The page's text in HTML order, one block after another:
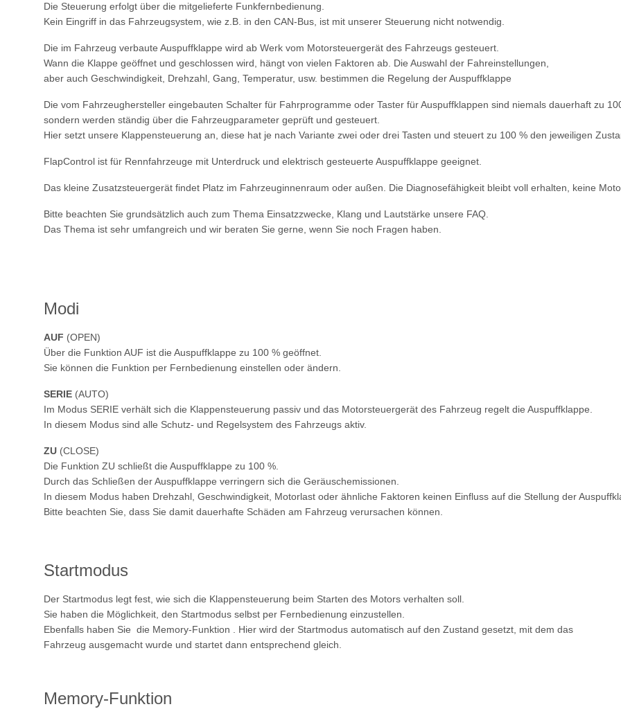
Die Steuerung erfolgt über die mitgelieferte Funkfernbedienung.
Kein Eingriff in das Fahrzeugsystem, wie z.B. in den CAN-Bus, ist mit unserer Steuerung nicht notwendig.
Die im Fahrzeug verbaute Auspuffklappe wird ab Werk vom Motorsteuergerät des Fahrzeugs gesteuert.
Wann die Klappe geöffnet und geschlossen wird, hängt von vielen Faktoren ab. Die Auswahl der Fahreinstellungen,
aber auch Geschwindigkeit, Drehzahl, Gang, Temperatur, usw. bestimmen die Regelung der Auspuffklappe
Die vom Fahrzeughersteller eingebauten Schalter für Fahrprogramme oder Taster für Auspuffklappen sind niemals dauerhaft zu
sondern werden ständig über die Fahrzeugparameter geprüft und gesteuert.
Hier setzt unsere Klappensteuerung an, diese hat je nach Variante zwei oder drei Tasten und steuert zu 100 % den jeweiligen
FlapControl ist für Rennfahrzeuge mit Unterdruck und elektrisch gesteuerte Auspuffklappe geeignet.
Das kleine Zusatzsteuergerät findet Platz im Fahrzeuginnenraum oder außen. Die Diagnosefähigkeit bleibt voll erhalten, keine
Bitte beachten Sie grundsätzlich auch zum Thema Einsatzzwecke, Klang und Lautstärke unsere FAQ.
Das Thema ist sehr umfangreich und wir beraten Sie gerne, wenn Sie noch Fragen haben.
Modi
AUF (OPEN)
Über die Funktion AUF ist die Auspuffklappe zu 100 % geöffnet.
Sie können die Funktion per Fernbedienung einstellen oder ändern.
SERIE (AUTO)
Im Modus SERIE verhält sich die Klappensteuerung passiv und das Motorsteuergerät des Fahrzeug regelt die Auspuffklappe.
In diesem Modus sind alle Schutz- und Regelsystem des Fahrzeugs aktiv.
ZU (CLOSE)
Die Funktion ZU schließt die Auspuffklappe zu 100 %.
Durch das Schließen der Auspuffklappe verringern sich die Geräuschemissionen.
In diesem Modus haben Drehzahl, Geschwindigkeit, Motorlast oder ähnliche Faktoren keinen Einfluss auf die Stellung der
Bitte beachten Sie, dass Sie damit dauerhafte Schäden am Fahrzeug verursachen können.
Startmodus
Der Startmodus legt fest, wie sich die Klappensteuerung beim Starten des Motors verhalten soll.
Sie haben die Möglichkeit, den Startmodus selbst per Fernbedienung einzustellen.
Ebenfalls haben Sie die Memory-Funktion . Hier wird der Startmodus automatisch auf den Zustand gesetzt, mit dem das
Fahrzeug ausgemacht wurde und startet dann entsprechend gleich.
Memory-Funktion